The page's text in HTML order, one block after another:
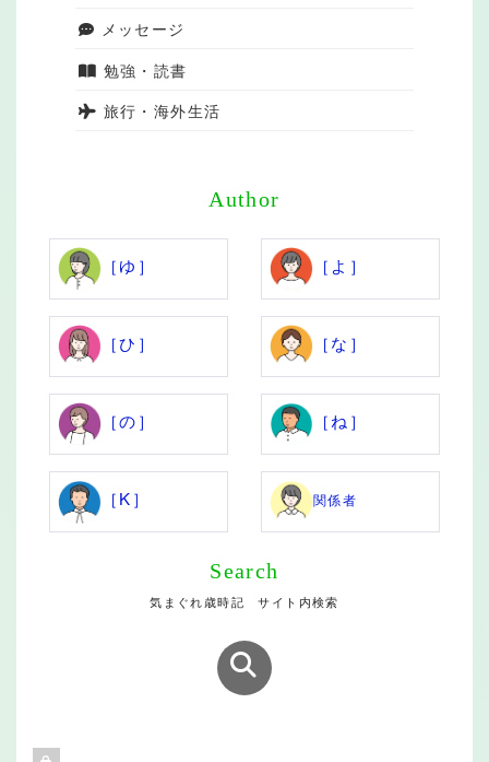
メッセージ
勉強・読書
旅行・海外生活
Author
［ゆ］ ［よ］
［ひ］ ［な］
［の］ ［ね］
［K］ 関係者
Search
気まぐれ歳時記 サイト内検索